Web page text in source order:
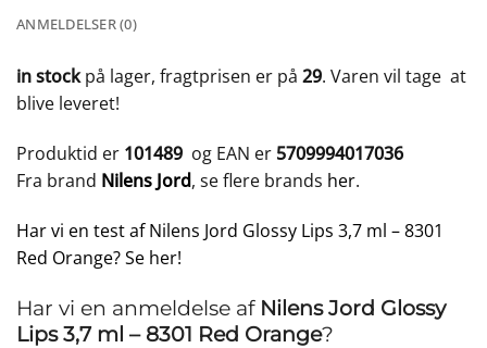
ANMELDELSER (0)
in stockpå lager, fragtprisen er på 29. Varen vil tage at
blive leveret!
Produktid er 101489 og EAN er 5709994017036
Fra brand Nilens Jord, se flere brands her.
Har vi en test af Nilens Jord Glossy Lips 3,7 ml – 8301
Red Orange? Se her!
Har vi en anmeldelse af Nilens Jord Glossy
Lips 3,7 ml – 8301 Red Orange?